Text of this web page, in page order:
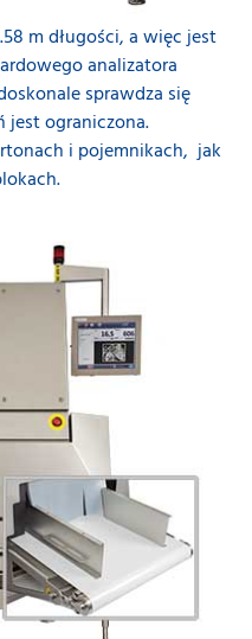
m długości, a więc jest
analizatora
sprawdza się
jest ograniczona.
i pojemnikach, jak